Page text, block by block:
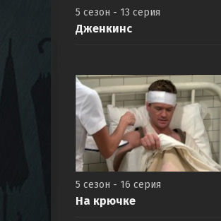
5 сезон - 13 серия
Дженкинс
5 сезон - 16 серия
На крючке